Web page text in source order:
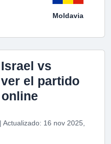
Moldavia
vs
el partido
16 nov 2025,